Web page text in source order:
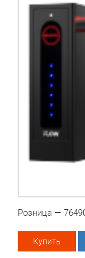
Розница —
Купить